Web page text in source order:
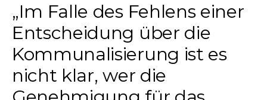
„Im Falle des Fehlens einer
Entscheidung über die
Kommunalisierung ist es
nicht klar, wer die